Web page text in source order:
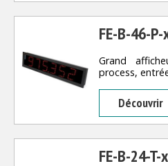
FE-B-46-
Grand
process,
Découvrir
FE-B-24-T-